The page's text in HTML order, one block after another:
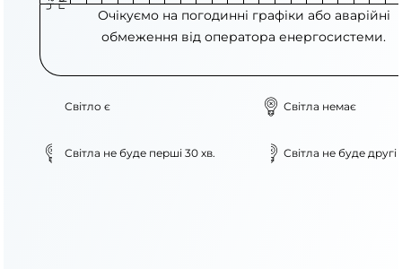
Очікуємо на погодинні графіки або аварійні
обмеження від оператора енергосистеми.
Світло є Світла немає
Світла не буде перші 30 хв. Світла не буде другі